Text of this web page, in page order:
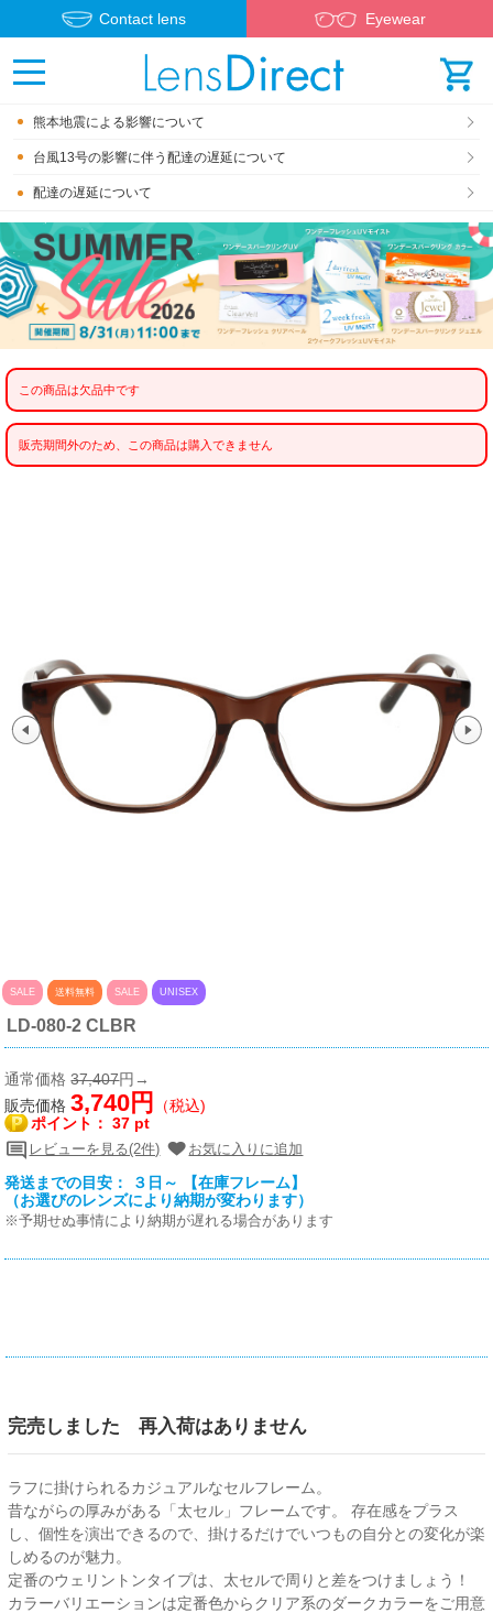
Contact lens Eyewear
熊本地震による影響について
台風13号の影響に伴う配達の遅延について
配達の遅延について
この商品は欠品中です
販売期間外のため、この商品は購入できません
SALE 送料無料 SALE UNISEX
LD-080-2 CLBR
通常価格37,407円→
販売価格3,740円
（税込)
ポイント：37 pt
レビューを見る(2件) お気に入りに追加
発送までの目安： ３日～ 【在庫フレーム】
（お選びのレンズにより納期が変わります）
※予期せぬ事情により納期が遅れる場合があります
完売しました 再入荷はありません
ラフに掛けられるカジュアルなセルフレーム。
昔ながらの厚みがある「太セル」フレームです。 存在感をプラス
し、個性を演出できるので、掛けるだけでいつもの自分との変化が楽
しめるのが魅力。
定番のウェリントンタイプは、太セルで周りと差をつけましょう！
カラーバリエーションは定番色からクリア系のダークカラーをご用意